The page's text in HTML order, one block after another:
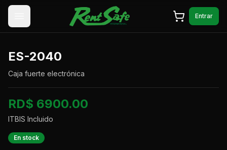
Saltar al contenido
Entrar
ES-2040
Caja fuerte electrónica
RD$ 6900.00
ITBIS Incluido
En stock